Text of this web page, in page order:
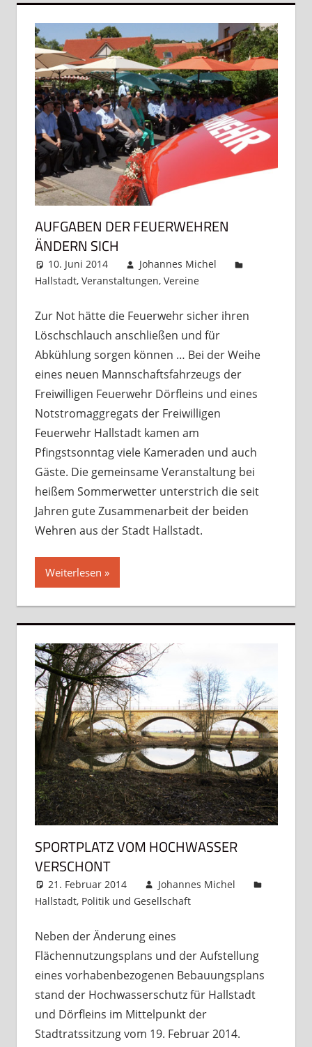
AUFGABEN DER FEUERWEHREN
ÄNDERN SICH
10. Juni 2014
Johannes Michel
Hallstadt, Veranstaltungen, Vereine
Zur Not hätte die Feuerwehr sicher ihren
Löschschlauch anschließen und für
Abkühlung sorgen können … Bei der Weihe
eines neuen Mannschaftsfahrzeugs der
Freiwilligen Feuerwehr Dörfleins und eines
Notstromaggregats der Freiwilligen
Feuerwehr Hallstadt kamen am
Pfingstsonntag viele Kameraden und auch
Gäste. Die gemeinsame Veranstaltung bei
heißem Sommerwetter unterstrich die seit
Jahren gute Zusammenarbeit der beiden
Wehren aus der Stadt Hallstadt.
Weiterlesen
SPORTPLATZ VOM HOCHWASSER
VERSCHONT
21. Februar 2014
Johannes Michel
Hallstadt, Politik und Gesellschaft
Neben der Änderung eines
Flächennutzungsplans und der Aufstellung
eines vorhabenbezogenen Bebauungsplans
stand der Hochwasserschutz für Hallstadt
und Dörfleins im Mittelpunkt der
Stadtratssitzung vom 19. Februar 2014.